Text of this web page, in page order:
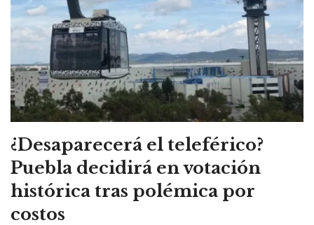
¿Desaparecerá el teleférico?
Puebla decidirá en votación
histórica tras polémica por
costos